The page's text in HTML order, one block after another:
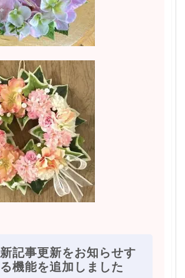
新記事更新をお知らせす
る機能を追加しました